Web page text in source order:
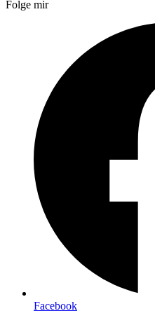
Folge mir
Facebook